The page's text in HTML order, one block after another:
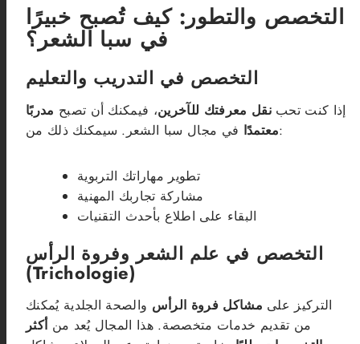
التخصص والتطور: كيف تُصبح خبيرًا
في سبا الشعر؟
التخصص في التدريب والتعليم
إذا كنت تحبنقل معرفتك للآخرين، فيمكنك أن تصبح مدربًا
معتمدًافي مجال سبا الشعر. سيمكنك ذلك من:
تطوير مهاراتك التربوية
مشاركة تجاربك المهنية
البقاء على اطلاع بأحدث التقنيات
التخصص في علم الشعر وفروة الرأس
(Trichologie)
التركيز على مشاكل فروة الرأس والصحة الجلدية يُمكنك
من تقديم خدمات متخصصة. هذا المجال يُعد منأكثر